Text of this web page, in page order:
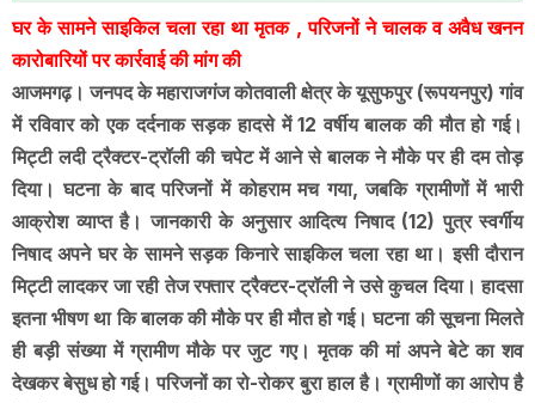
घर के सामने साइकिल चला रहा था मृतक , परिजनों ने चालक व अवैध खनन
कारोबारियों पर कार्रवाई की मांग की
आजमगढ़। जनपद के महाराजगंज कोतवाली क्षेत्र के यूसुफपुर (रूपयनपुर) गांव
में रविवार को एक दर्दनाक सड़क हादसे में 12 वर्षीय बालक की मौत हो गई।
मिट्टी लदी ट्रैक्टर-ट्रॉली की चपेट में आने से बालक ने मौके पर ही दम तोड़
दिया। घटना के बाद परिजनों में कोहराम मच गया, जबकि ग्रामीणों में भारी
आक्रोश व्याप्त है। जानकारी के अनुसार आदित्य निषाद (12) पुत्र स्वर्गीय
निषाद अपने घर के सामने सड़क किनारे साइकिल चला रहा था। इसी दौरान
मिट्टी लादकर जा रही तेज रफ्तार ट्रैक्टर-ट्रॉली ने उसे कुचल दिया। हादसा
इतना भीषण था कि बालक की मौके पर ही मौत हो गई। घटना की सूचना मिलते
ही बड़ी संख्या में ग्रामीण मौके पर जुट गए। मृतक की मां अपने बेटे का शव
देखकर बेसुध हो गई। परिजनों का रो-रोकर बुरा हाल है। ग्रामीणों का आरोप है